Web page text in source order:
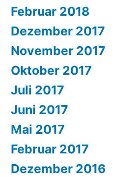
Februar 2018
Dezember 2017
November 2017
Oktober 2017
Juli 2017
Juni 2017
Mai 2017
Februar 2017
Dezember 2016